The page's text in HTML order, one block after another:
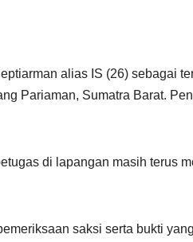
alias IS (26) sebagai
Pariaman, Sumatra Barat.
di lapangan masih terus
saksi serta bukti yang